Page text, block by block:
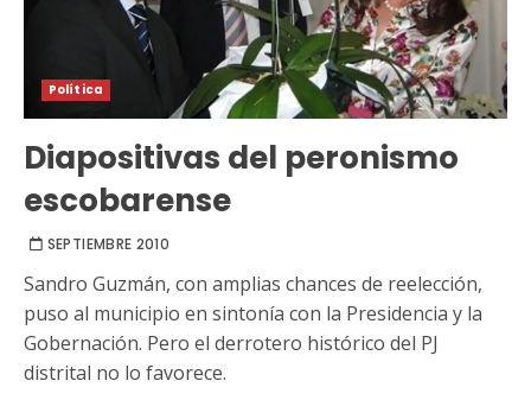
Política
Diapositivas del peronismo
escobarense
SEPTIEMBRE 2010
Sandro Guzmán, con amplias chances de reelección,
puso al municipio en sintonía con la Presidencia y la
Gobernación. Pero el derrotero histórico del PJ
distrital no lo favorece.